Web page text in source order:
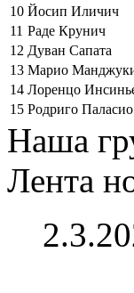
10 Йосип Иличич
11 Раде Крунич
12 Дуван Сапата
13 Марио
14 Лоренцо
15 Родриго Паласио
Наша
Лента